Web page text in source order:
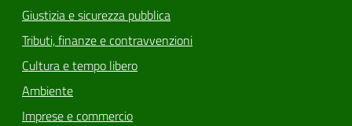
Giustizia e sicurezza pubblica
Tributi, finanze e contravvenzioni
Cultura e tempo libero
Ambiente
Imprese e commercio